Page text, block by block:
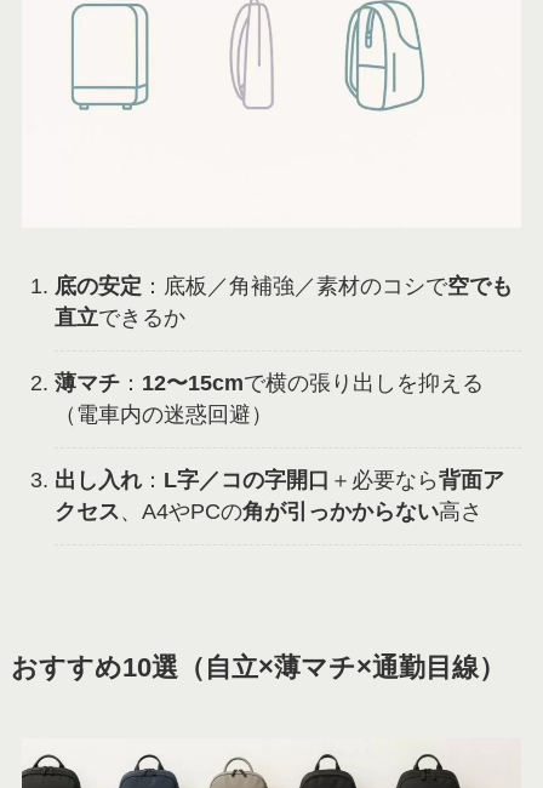
底の安定 ：底板／角補強／素材のコシで空でも
直立できるか
薄マチ： 12〜15cmで横の張り出しを抑える
（電車内の迷惑回避）
出し入れ： L字／コの字開口 ＋必要なら背面ア
クセス、A4やPCの角が引っかからない高さ
おすすめ10選（自立×薄マチ×通勤目線）